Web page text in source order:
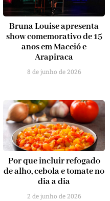
Bruna Louise apresenta
show comemorativo de 15
anos em Maceió e
Arapiraca
8 de junho de 2026
Por que incluir refogado
de alho, cebola e tomate no
dia a dia
2 de junho de 2026